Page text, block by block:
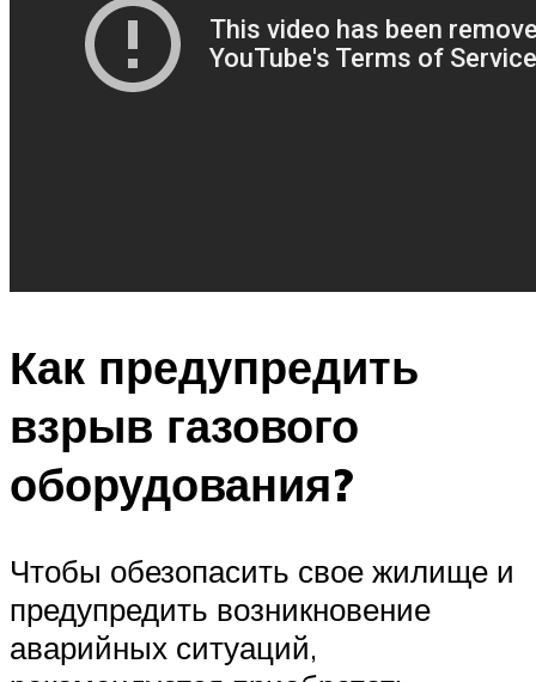
Как предупредить
взрыв газового
оборудования?
Чтобы обезопасить свое жилище и
предупредить возникновение
аварийных ситуаций,